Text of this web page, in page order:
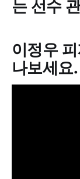
는 선수
이정우
나보세요.